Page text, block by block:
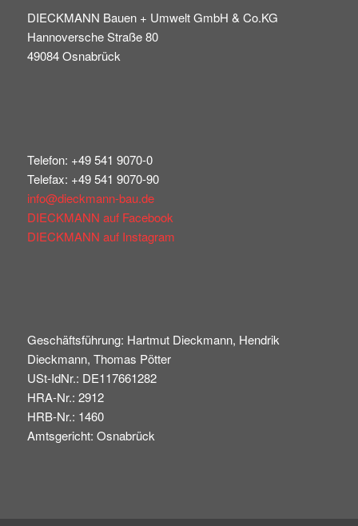
DIECKMANN Bauen + Umwelt GmbH & Co.KG
Hannoversche Straße 80
49084 Osnabrück
Telefon: +49 541 9070-0
Telefax: +49 541 9070-90
info@dieckmann-bau.de
DIECKMANN auf Facebook
DIECKMANN auf Instagram
Geschäftsführung: Hartmut Dieckmann, Hendrik
Dieckmann, Thomas Pötter
USt-IdNr.: DE117661282
HRA-Nr.: 2912
HRB-Nr.: 1460
Amtsgericht: Osnabrück